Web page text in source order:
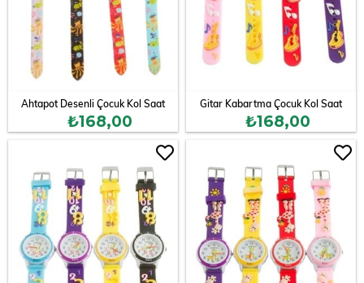
Ahtapot Desenli Çocuk Kol Saat
₺168,00
Gitar Kabartma Çocuk Kol Saat
₺168,00